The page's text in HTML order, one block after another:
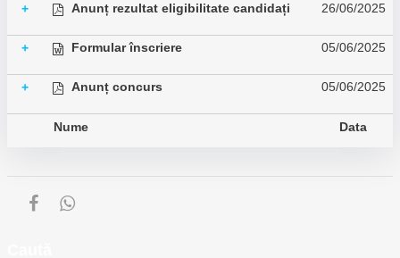
+ Anunț rezultat eligibilitate candidați 26/06/2025
+ Formular înscriere 05/06/2025
+ Anunț concurs 05/06/2025
Nume Data